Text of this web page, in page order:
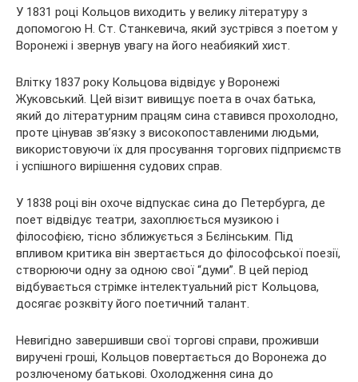
У 1831 році Кольцов виходить у велику літературу з
допомогою Н. Ст. Станкевича, який зустрівся з поетом у
Воронежі і звернув увагу на його неабиякий хист.
Влітку 1837 року Кольцова відвідує у Воронежі
Жуковський. Цей візит вивищує поета в очах батька,
який до літературним працям сина ставився прохолодно,
проте цінував зв’язку з високопоставленими людьми,
використовуючи їх для просування торгових підприємств
і успішного вирішення судових справ.
У 1838 році він охоче відпускає сина до Петербурга, де
поет відвідує театри, захоплюється музикою і
філософією, тісно зближується з Бєлінським. Під
впливом критика він звертається до філософської поезії,
створюючи одну за одною свої “думи”. В цей період
відбувається стрімке інтелектуальний ріст Кольцова,
досягає розквіту його поетичний талант.
Невигідно завершивши свої торгові справи, проживши
виручені гроші, Кольцов повертається до Воронежа до
розлюченому батькові. Охолодження сина до